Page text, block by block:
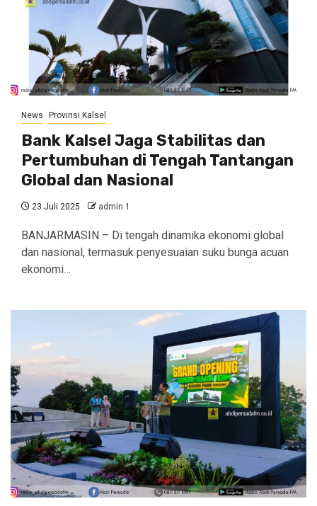
News Provinsi Kalsel
Bank Kalsel Jaga Stabilitas dan
Pertumbuhan di Tengah Tantangan
Global dan Nasional
23 Juli 2025 admin 1
BANJARMASIN – Di tengah dinamika ekonomi global
dan nasional, termasuk penyesuaian suku bunga acuan
ekonomi…